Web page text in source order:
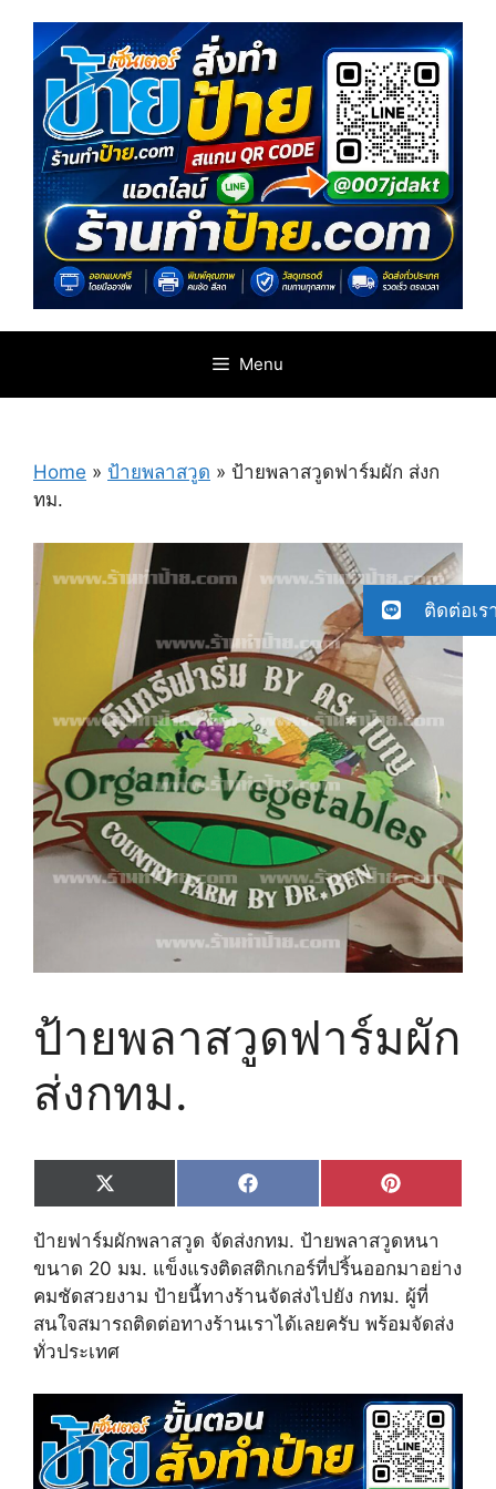
content
Menu
Home » ป้ายพลาสวูด » ป้ายพลาสวูดฟาร์มผัก ส่งก
ทม.
ป้ายพลาสวูดฟาร์มผัก
ส่งกทม.
Share
on
X
(
T
w
t
e
r
)
Share
on
F
a
e
b
o
k
Share
on
P
i
t
e
e
s
ป้ายฟาร์มผักพลาสวูด จัดส่งกทม. ป้ายพลาสวูดหนา
ขนาด 20 มม. แข็งแรงติดสติกเกอร์ที่ปริ้นออกมาอย่าง
คมชัดสวยงาม ป้ายนี้ทางร้านจัดส่งไปยัง กทม. ผู้ที่
สนใจสมารถติดต่อทางร้านเราได้เลยครับ พร้อมจัดส่ง
ทั่วประเทศ
ติดต่อเร